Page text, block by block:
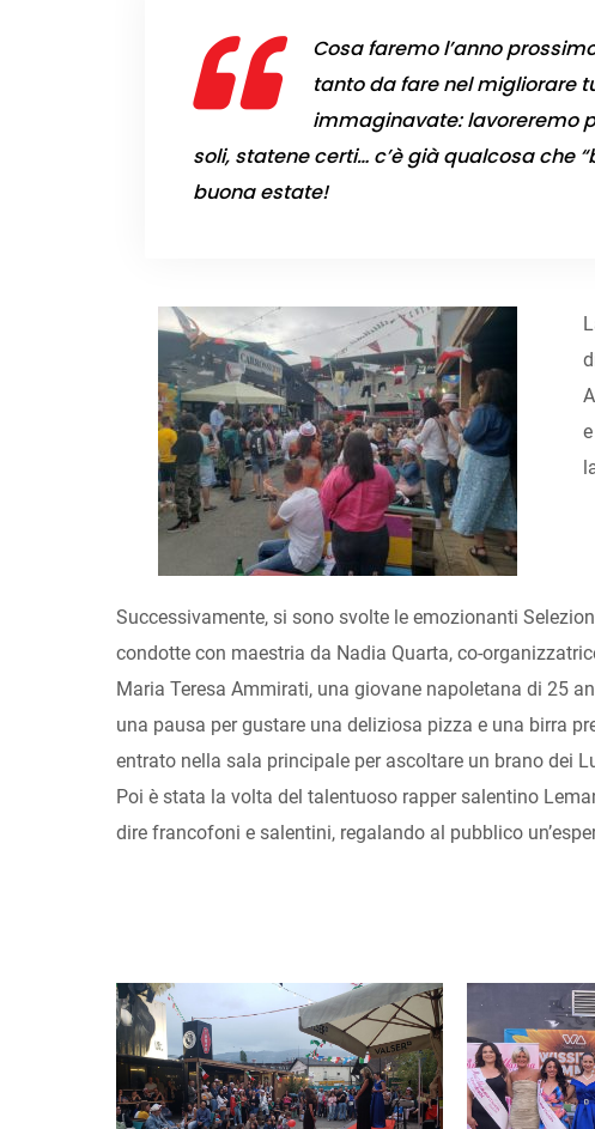
Cosa faremo l’anno
tanto da fare nel migliorare
immaginavate: lavoreremo
soli, statene certi… c’è già qualcosa che
buona estate!
Successivamente, si sono svolte le emozionanti
condotte con maestria da Nadia Quarta, co-
Maria Teresa Ammirati, una giovane napoletana di 25
una pausa per gustare una deliziosa pizza e una birra
entrato nella sala principale per ascoltare un brano dei
Poi è stata la volta del talentuoso rapper salentino
dire francofoni e salentini, regalando al pubblico